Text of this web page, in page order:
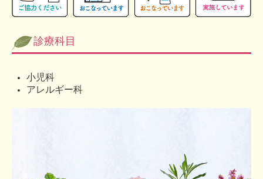
診療科目
小児科
アレルギー科